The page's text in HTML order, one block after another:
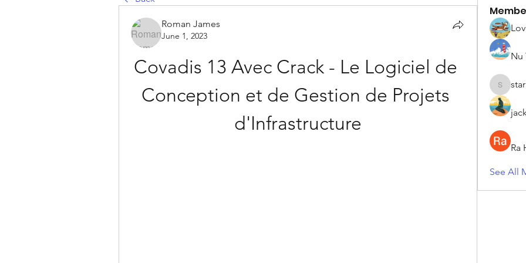
Roman James
June 1, 2023
Covadis 13 Avec Crack - Le Logiciel de
Conception et de Gestion de Projets
d'Infrastructure
Nu
Ra
See All